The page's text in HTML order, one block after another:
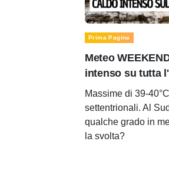
Prima Pagina
Meteo
intenso su tutta
Massime di 39-
settentrionali. Al
qualche grado in
la svolta?